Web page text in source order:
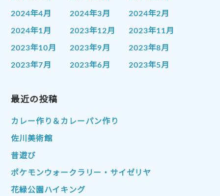
2024年4月 2024年3月 2024年2月
2024年1月 2023年12月 2023年11月
2023年10月 2023年9月 2023年8月
2023年7月 2023年6月 2023年5月
2023年1月
2022年10月 2022年9月
2022年7月
2022年4月
2022年1月 2021年12月 2021年11月
2021年10月 2021年9月
最近の投稿
カレー作り＆カレーパン作り
佐川美術館
昔遊び
ポケモンウォークラリー・サイゼリヤ
花緑公園ハイキング